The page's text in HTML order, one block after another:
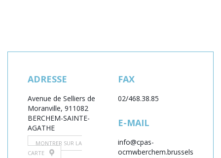
ADRESSE
Avenue de Selliers de
Moranville, 91 1082
BERCHEM-SAINTE-
AGATHE
MONTRER SUR LA
CARTE
FAX
02/468.38.85
E-MAIL
info@cpas-
ocmwberchem.brussels